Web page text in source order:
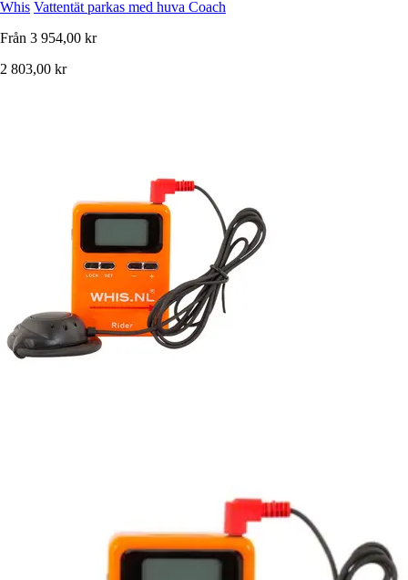
Whis Vattentät parkas med huva Coach
Från 3 954,00 kr
2 803,00 kr